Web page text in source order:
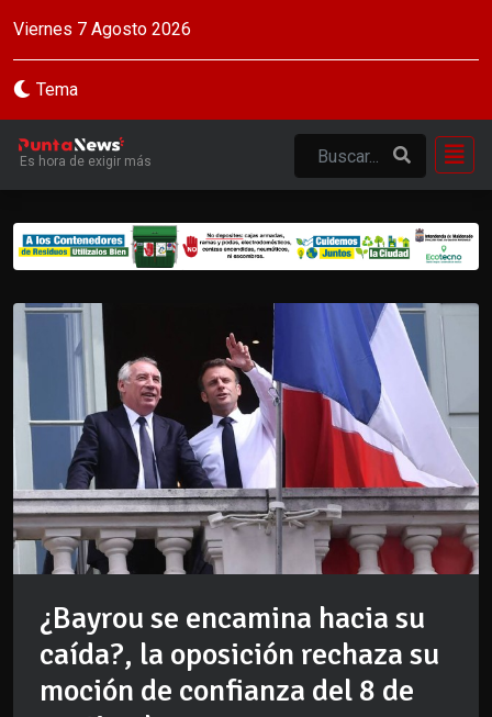
Viernes 7 Agosto 2026
Tema
Es hora de exigir más
¿Bayrou se encamina hacia su
caída?, la oposición rechaza su
moción de confianza del 8 de